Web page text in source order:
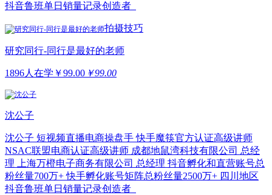
抖音鲁班单日销量记录创造者
拍摄技巧
研究同行-同行是最好的老师
1896人在学 ￥99.00 ￥99.00
沈公子
沈公子 短视频直播电商操盘手 快手魔筷官方认证高级讲师
NSAC联盟电商认证高级讲师 成都地鼠湾科技有限公司 总经
理 上海万橙电子商务有限公司 总经理 抖音孵化和直营账号总
粉丝量700万+ 快手孵化账号矩阵总粉丝量2500万+ 四川地区
抖音鲁班单日销量记录创造者